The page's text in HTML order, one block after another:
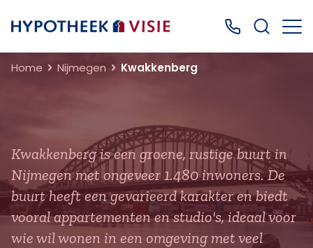
Terug naar home Bel ons: 0499
Home Nijmegen Kwakkenberg
Kwakkenberg is een groene, rustige buurt in
Nijmegen met ongeveer 1.480 inwoners. De
buurt heeft een gevarieerd karakter en biedt
vooral appartementen en studio's, ideaal voor
wie wil wonen in een omgeving met veel